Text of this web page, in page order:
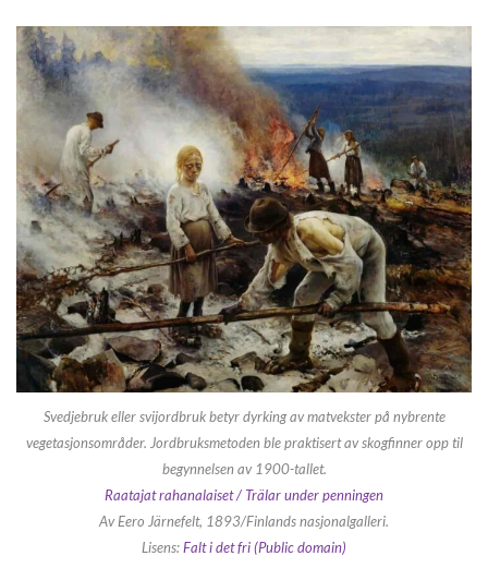
Svedjebruk eller svijordbruk betyr dyrking av matvekster på nybrente
vegetasjonsområder. Jordbruksmetoden ble praktisert av skogfinner opp til
begynnelsen av 1900-tallet.
Raatajat rahanalaiset / Trälar under penningen
Av Eero Järnefelt, 1893/Finlands nasjonalgalleri.
Lisens:Falt i det fri (Public domain)